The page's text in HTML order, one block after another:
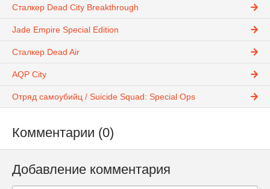
Сталкер Dead City Breakthrough
Jade Empire Special Edition
Сталкер Dead Air
AQP City
Отряд самоубийц / Suicide Squad: Special Ops
Комментарии (0)
Добавление комментария